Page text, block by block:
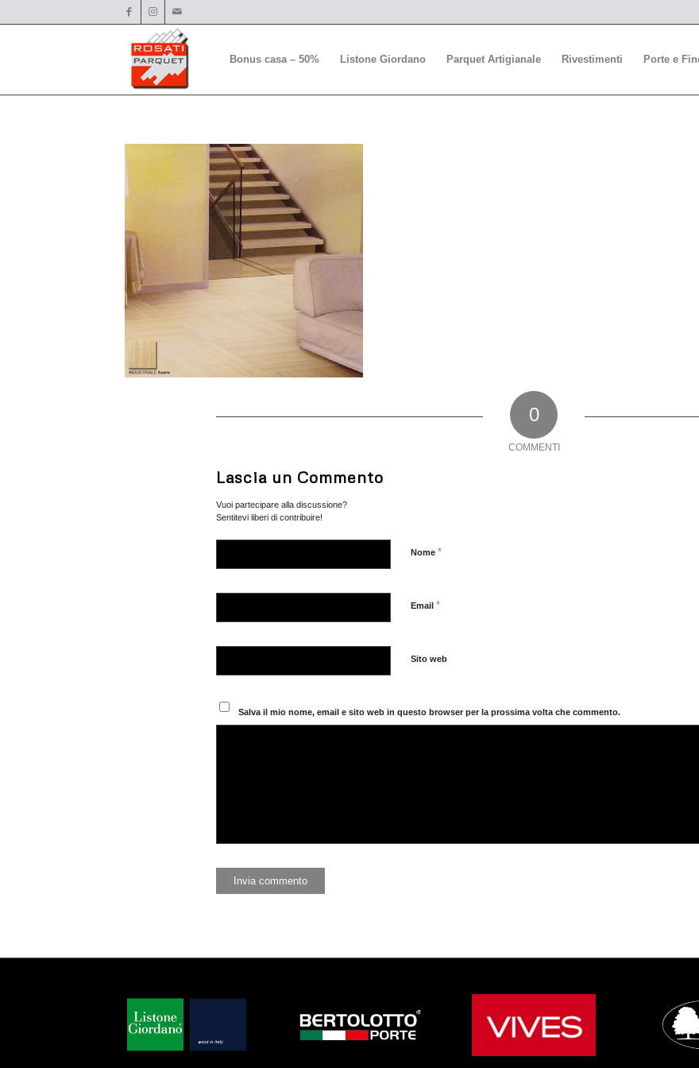
Bonus casa – 50% Listone Giordano Parquet Artigianale Rivestimenti Porte e
0
COMMENTI
Lascia un Commento
Vuoi partecipare alla discussione?
Sentitevi liberi di contribuire!
Nome *
Email *
Sito web
Salva il mio nome, email e sito web in questo browser per la prossima volta che commento.